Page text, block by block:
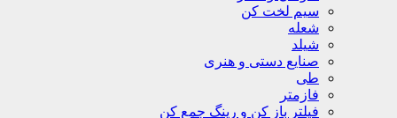
سیم لخت کن
شعله
شیلد
صنایع دستی و هنری
طی
فازمتر
فیلتر باز کن و رینگ جمع کن